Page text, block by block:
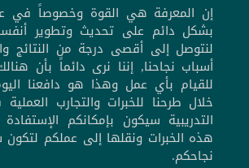
إن المعرفة هي القوة وخصوصاً في
بشكل دائم على تحديث وتطوير
لنتوصل إلى أقصى درجة من النتائج
أسباب نجاحنا, إننا نرى دائماً بأن
للقيام بأي عمل وهذا هو دافعنا
خلال طرحنا للخبرات والتجارب
التدريبية سيكون بإمكانكم الإستفادة
هذه الخبرات ونقلها إلى عملكم
نجاحكم.